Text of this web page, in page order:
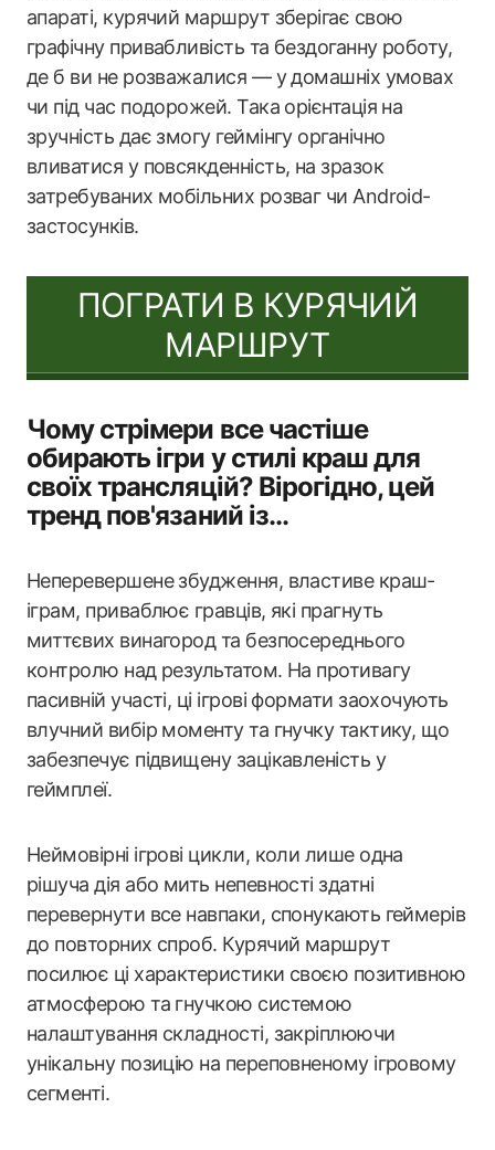
апараті, курячий маршрут зберігає свою
графічну привабливість та бездоганну роботу,
де б ви не розважалися — у домашніх умовах
чи під час подорожей. Така орієнтація на
зручність дає змогу геймінгу органічно
вливатися у повсякденність, на зразок
затребуваних мобільних розваг чи Android-
застосунків.
ПОГРАТИ В КУРЯЧИЙ
МАРШРУТ
Чому стрімери все частіше
обирають ігри у стилі краш для
своїх трансляцій? Вірогідно, цей
тренд пов'язаний із...
Неперевершене збудження, властиве краш-
іграм, приваблює гравців, які прагнуть
миттєвих винагород та безпосереднього
контролю над результатом. На противагу
пасивній участі, ці ігрові формати заохочують
влучний вибір моменту та гнучку тактику, що
забезпечує підвищену зацікавленість у
геймплеї.
Неймовірні ігрові цикли, коли лише одна
рішуча дія або мить непевності здатні
перевернути все навпаки, спонукають геймерів
до повторних спроб. Курячий маршрут
посилює ці характеристики своєю позитивною
атмосферою та гнучкою системою
налаштування складності, закріплюючи
унікальну позицію на переповненому ігровому
сегменті.